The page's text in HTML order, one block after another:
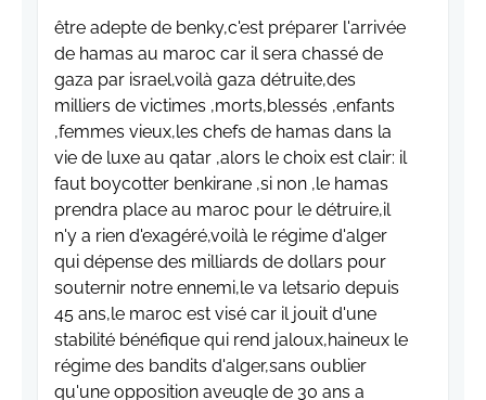
être adepte de benky,c'est préparer l'arrivée
de hamas au maroc car il sera chassé de
gaza par israel,voilà gaza détruite,des
milliers de victimes ,morts,blessés ,enfants
,femmes vieux,les chefs de hamas dans la
vie de luxe au qatar ,alors le choix est clair: il
faut boycotter benkirane ,si non ,le hamas
prendra place au maroc pour le détruire,il
n'y a rien d'exagéré,voilà le régime d'alger
qui dépense des milliards de dollars pour
souternir notre ennemi,le va letsario depuis
45 ans,le maroc est visé car il jouit d'une
stabilité bénéfique qui rend jaloux,haineux le
régime des bandits d'alger,sans oublier
qu'une opposition aveugle de 30 ans a